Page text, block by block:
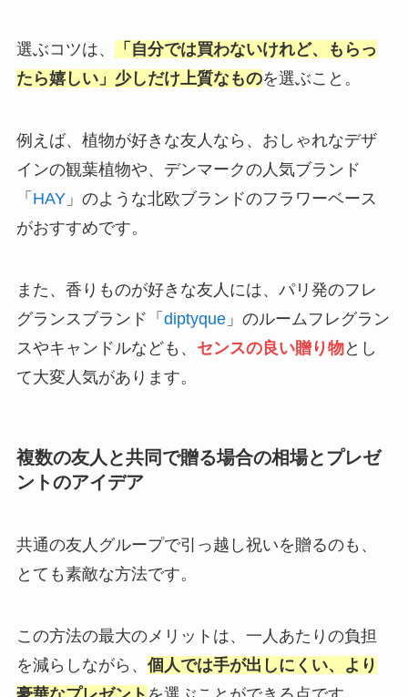
選ぶコツは、
「自分では買わないけれど、もらっ
たら嬉しい」少しだけ上質なものを選ぶこと。
例えば、植物が好きな友人なら、おしゃれなデザ
インの観葉植物や、デンマークの人気ブランド
「 HAY」のような北欧ブランドのフラワーベース
がおすすめです。
また、香りものが好きな友人には、パリ発のフレ
グランスブランド「 diptyque」のルームフレグラン
スやキャンドルなども、 センスの良い贈り物とし
て大変人気があります。
複数の友人と共同で贈る場合の相場とプレゼ
ントのアイデア
共通の友人グループで引っ越し祝いを贈るのも、
とても素敵な方法です。
この方法の最大のメリットは、一人あたりの負担
を減らしながら、 個人では手が出しにくい、より